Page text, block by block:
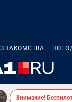
ЗНАКОМСТВА
Внимание!